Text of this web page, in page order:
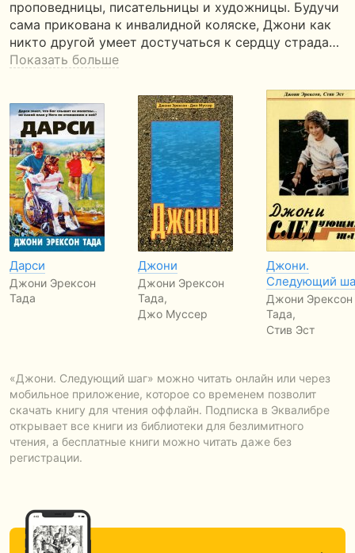
проповедницы, писательницы и художницы. Будучи
сама прикована к инвалидной коляске, Джони как
никто другой умеет достучаться к сердцу страда…
Показать больше
Дарси
Джони Эрексон
Тада
Джони
Джони Эрексон
Тада,
Джо Муссер
Джони.
Следующий
Джони Эрексон
Тада,
Стив Эст
«Джони. Следующий шаг» можно читать онлайн или через
мобильное приложение, которое со временем позволит
скачать книгу для чтения оффлайн. Подписка в Эквалибре
открывает все книги из библиотеки для безлимитного
чтения, а бесплатные книги можно читать даже без
регистрации.